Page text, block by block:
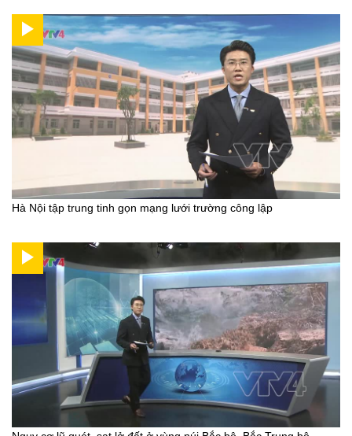
Hà Nội tập trung tinh gọn mạng lưới trường công lập